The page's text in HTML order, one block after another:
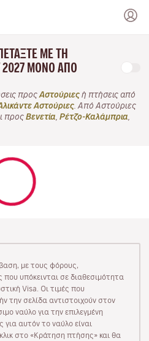
ΜΕ ΤΗ
2027 ΜΌΝΟ ΑΠΌ
προς Αστούριες ή πτήσεις από
Αστούριες . Από Αστούριες
προς Βενετία Ρέτζο-Καλάμπρια
με τους φόρους,
που υπόκεινται σε διαθεσιμότητα
Visa. Οι τιμές που
την σελίδα αντιστοιχούν στον
ναύλο για την επιλεγμένη
για αυτόν το ναύλο είναι
στο «Κράτηση πτήσης» και θα